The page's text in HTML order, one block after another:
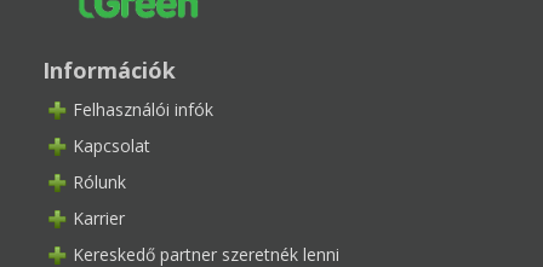
Információk
Felhasználói infók
Kapcsolat
Rólunk
Karrier
Kereskedő partner szeretnék lenni